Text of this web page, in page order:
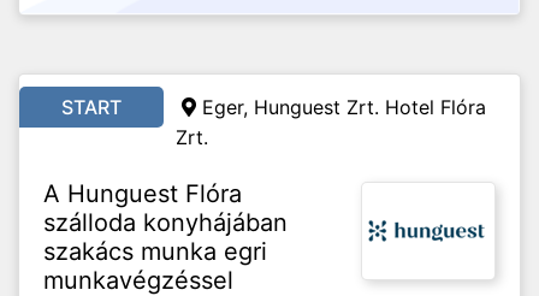
START
Eger, Hunguest Zrt. Hotel Flóra
Zrt.
A Hunguest Flóra
szálloda konyhájában
szakács munka egri
munkavégzéssel